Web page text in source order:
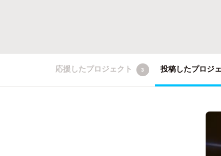
応援したプロジェクト 3 投稿したプロジ